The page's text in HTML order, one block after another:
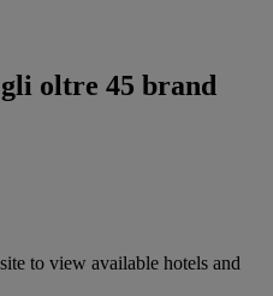
oltre 45 brand
to view available hotels and